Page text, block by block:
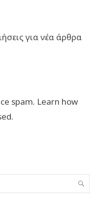
για νέα άρθρα
spam. Learn how